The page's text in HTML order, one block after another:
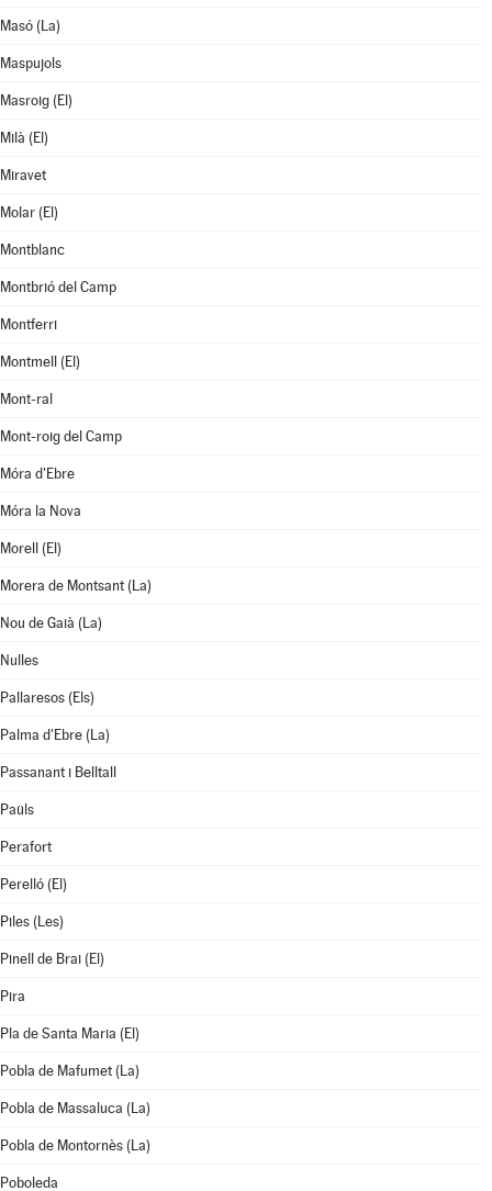
Masó (La)
Maspujols
Masroig (El)
Milà (El)
Miravet
Molar (El)
Montblanc
Montbrió del Camp
Montferri
Montmell (El)
Mont-ral
Mont-roig del Camp
Móra d'Ebre
Móra la Nova
Morell (El)
Morera de Montsant (La)
Nou de Gaià (La)
Nulles
Pallaresos (Els)
Palma d'Ebre (La)
Passanant i Belltall
Paüls
Perafort
Perelló (El)
Piles (Les)
Pinell de Brai (El)
Pira
Pla de Santa Maria (El)
Pobla de Mafumet (La)
Pobla de Massaluca (La)
Pobla de Montornès (La)
Poboleda